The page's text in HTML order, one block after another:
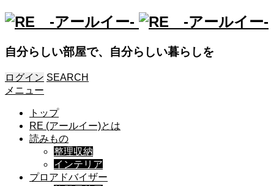
自分らしい部屋で、自分らしい暮らしを
ログイン SEARCH
メニュー
トップ
RE (アールイー)とは
読みもの
整理収納
インテリア
プロアドバイザー